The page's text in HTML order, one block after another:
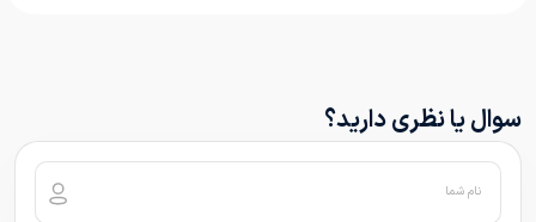
سوال یا نظری دارید؟
نام شما